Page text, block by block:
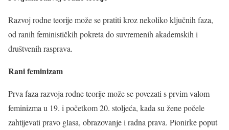
Razvoj rodne teorije može se pratiti kroz nekoliko ključnih faza,
od ranih feminističkih pokreta do suvremenih akademskih i
društvenih rasprava.
Rani feminizam
Prva faza razvoja rodne teorije može se povezati s prvim valom
feminizma u 19. i početkom 20. stoljeća, kada su žene počele
zahtijevati pravo glasa, obrazovanje i radna prava. Pionirke poput